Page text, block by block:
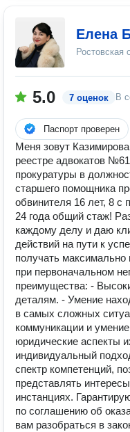
Елена
Ростовская
5.0 7 оценок В
Паспорт проверен
Меня зовут
реестре адвокатов
прокуратуры в
старшего помощника
обвинителя 16 лет, 8 с
24 года общий стаж!
каждому делу и даю
действий на пути к
получать
при первоначальном
преимущества: -
деталям. - Умение
в самых сложных
коммуникации и
юридические аспекты
индивидуальный
спектр компетенций,
представлять
инстанциях.
по соглашению об
вам разобраться в